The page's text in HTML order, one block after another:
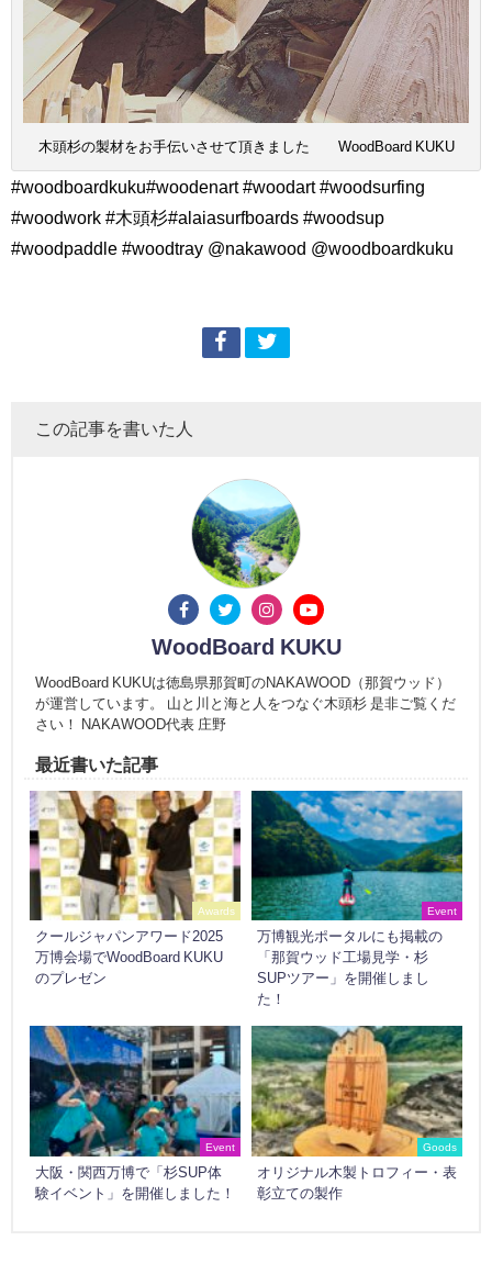
木頭杉の製材をお手伝いさせて頂きました WoodBoard KUKU
#woodboardkuku#woodenart #woodart #woodsurfing
#woodwork #木頭杉#alaiasurfboards #woodsup
#woodpaddle #woodtray @nakawood @woodboardkuku
この記事を書いた人
WoodBoard KUKU
WoodBoard KUKUは徳島県那賀町のNAKAWOOD（那賀ウッド）
が運営しています。 山と川と海と人をつなぐ木頭杉 是非ご覧くだ
さい！ NAKAWOOD代表 庄野
最近書いた記事
Awards
クールジャパンアワード2025
万博会場でWoodBoard KUKU
のプレゼン
Event
万博観光ポータルにも掲載の
「那賀ウッド工場見学・杉
SUPツアー」を開催しまし
た！
Event
大阪・関西万博で「杉SUP体
験イベント」を開催しました！
Goods
オリジナル木製トロフィー・表
彰立ての製作